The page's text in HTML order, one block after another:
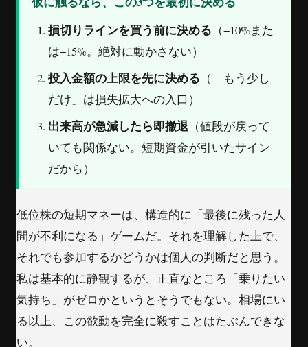
損切りラインを買う前に決める （−10%また
は−15%。絶対に動かさない）
投入金額の上限を先に決める （「もう少し
だけ」は損失拡大への入口）
出来高が急減したら即撤退（値段が戻って
いても関係ない。短期資金が引いたサイン
だから）
低位株の短期マネーは、構造的に「最後に残った人
間が不利になる」ゲームだ。それを理解した上で、
それでも参加するかどうかは個人の判断だと思う。
私は基本的に静観するが、正直なところ「乗りたい
気持ち」がゼロかというとそうでもない。相場にい
る以上、この欲動を完全に殺すことはたぶんできな
い。